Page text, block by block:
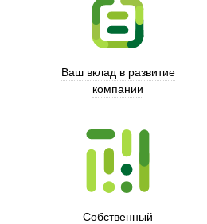
Ваш вклад в развитие
компании
Собственный